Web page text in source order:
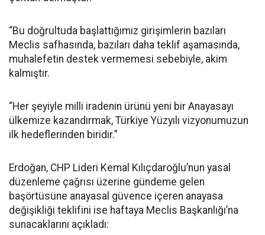
“Bu doğrultuda başlattığımız girişimlerin bazıları
Meclis safhasında, bazıları daha teklif aşamasında,
muhalefetin destek vermemesi sebebiyle, akim
kalmıştır.
“Her şeyiyle milli iradenin ürünü yeni bir Anayasayı
ülkemize kazandırmak, Türkiye Yüzyılı vizyonumuzun
ilk hedeflerinden biridir.”
Erdoğan, CHP Lideri Kemal Kılıçdaroğlu’nun yasal
düzenleme çağrısı üzerine gündeme gelen
başörtüsüne anayasal güvence içeren anayasa
değişikliği teklifini ise haftaya Meclis Başkanlığı’na
sunacaklarını açıkladı: